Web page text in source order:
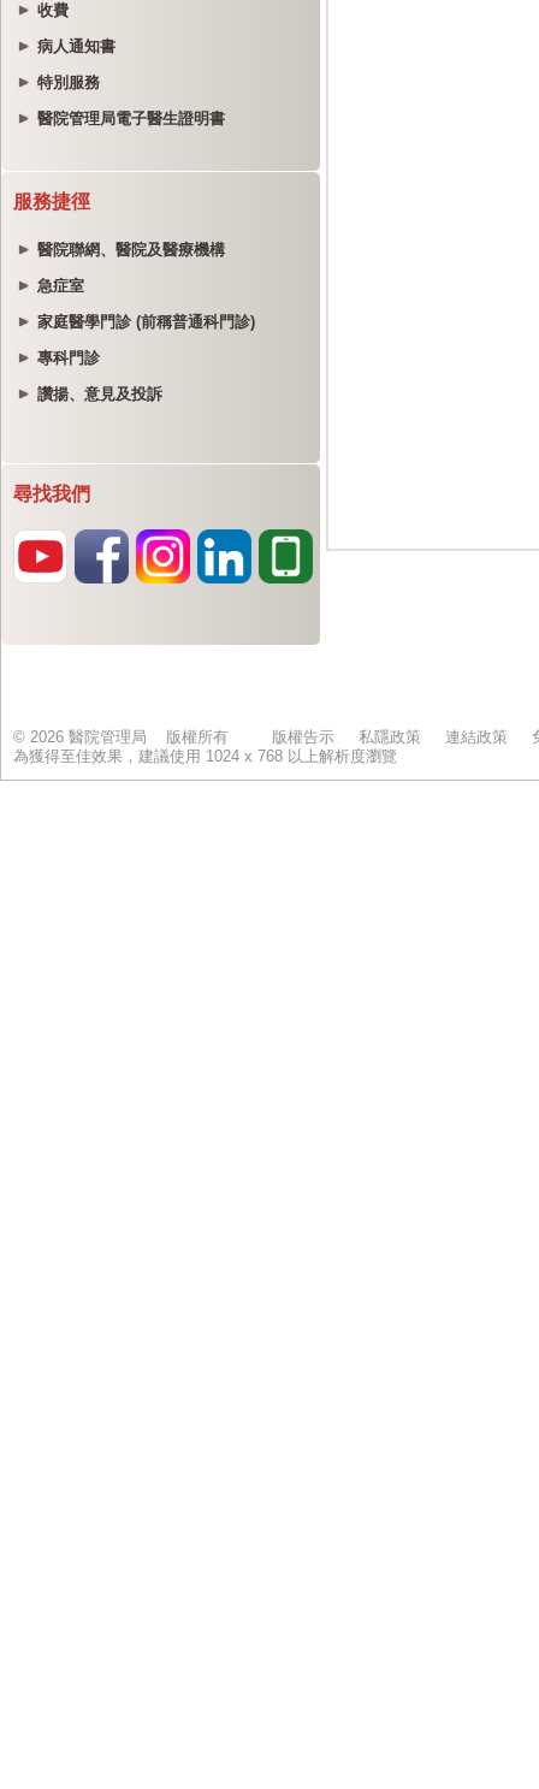
收費
病人通知書
特別服務
醫院管理局電子醫生證明書
服務捷徑
醫院聯網、醫院及醫療機構
急症室
家庭醫學門診 (前稱普通科門診)
專科門診
讚揚、意見及投訴
尋找我們
© 2026 醫院管理局 版權所有 版權告示 私隱政策 連結政策
為獲得至佳效果，建議使用 1024 x 768 以上解析度瀏覽